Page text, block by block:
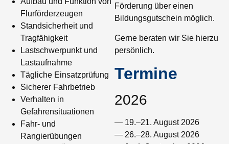
Flurförderzeugen
Standsicherheit und
Tragfähigkeit
Lastschwerpunkt und
Lastaufnahme
Tägliche Einsatzprüfung
Sicherer Fahrbetrieb
Verhalten in
Gefahrensituationen
Fahr- und
Rangierübungen
Förderung über einen
Bildungsgutschein möglich.
Gerne beraten wir Sie hierzu
persönlich.
Termine
2026
— 19.–21. August 2026
— 26.–28. August 2026